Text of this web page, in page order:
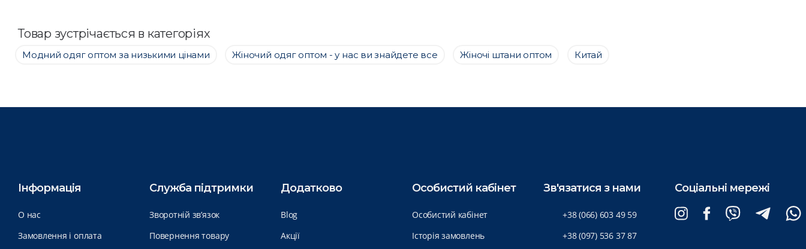
Товар зустрічається в категоріях
Модний одяг оптом за низькими цінами Жіночий одяг оптом - у нас ви знайдете все Жіночі штани оптом Китай
Інформація
О нас
Замовлення і оплата
Служба підтримки
Зворотній зв’язок
Повернення товару
Додатково
Blog
Акції
Особистий кабінет
Особистий кабінет
Історія замовлень
Зв'язатися з нами
+38 (066) 603 49 59
+38 (097) 536 37 87
Соціальні мережі